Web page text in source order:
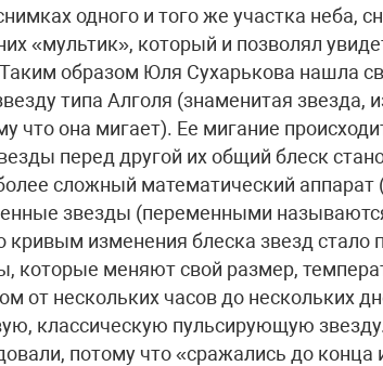
одного и того же участка неба,
«мультик», который и позволял
образом Юля Сухарькова нашла
типа Алголя (знаменитая звезда,
что она мигает). Ее мигание
перед другой их общий блеск
сложный математический аппарат
звезды (переменными
кривым изменения блеска звезд стало
которые меняют свой размер,
от нескольких часов до нескольких
классическую пульсирующую
потому что «сражались до конца